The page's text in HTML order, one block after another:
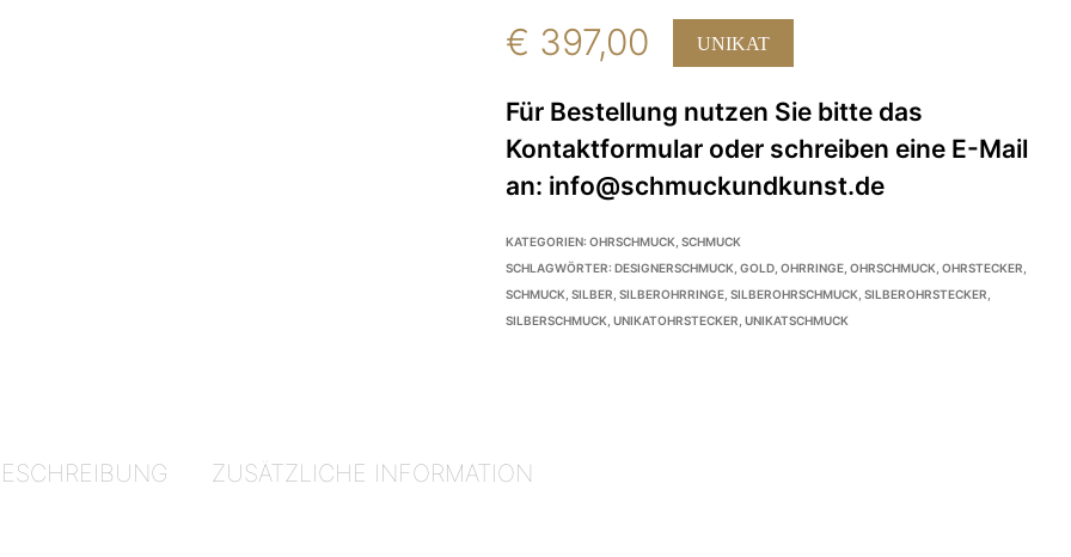
€ 397,00 UNIKAT
KATEGORIEN: OHRSCHMUCK SCHMUCK
SCHLAGWÖRTER: DESIGNERSCHMUCK GOLD, OHRRINGE, OHRSCHMUCK OHRSTECKER
SCHMUCK SILBER SILBEROHRRINGE, SILBEROHRSCHMUCK SILBEROHRSTECKER
SILBERSCHMUCK UNIKATOHRSTECKER UNIKATSCHMUCK
ZUSÄTZLICHE INFORMATION